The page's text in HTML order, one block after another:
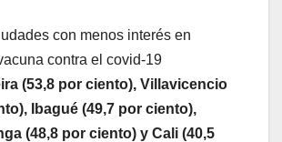
con menos interés en
contra el covid-19
(53,8 por ciento), Villavicencio
Ibagué (49,7 por ciento),
(48,8 por ciento) y Cali (40,5